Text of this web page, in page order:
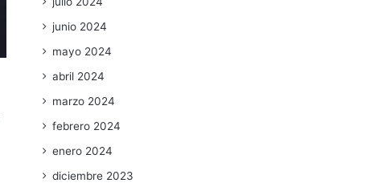
junio 2024
mayo 2024
abril 2024
marzo 2024
febrero 2024
enero 2024
diciembre 2023